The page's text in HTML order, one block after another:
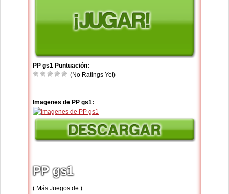
PP gs1 Puntuación:
(No Ratings Yet)
Imagenes de PP gs1:
PP gs1
( Más Juegos de )